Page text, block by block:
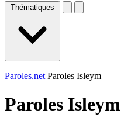
Thématiques
Paroles.net Paroles Isleym
Paroles Isleym